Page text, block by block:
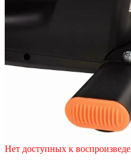
Нет доступных к